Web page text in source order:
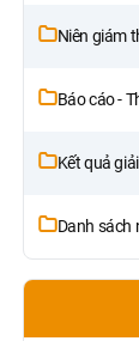
Niên giám
Báo cáo -
Kết quả
Danh sách